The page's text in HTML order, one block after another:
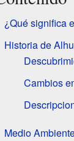
¿Qué significa
Historia de
Cambios
Medio